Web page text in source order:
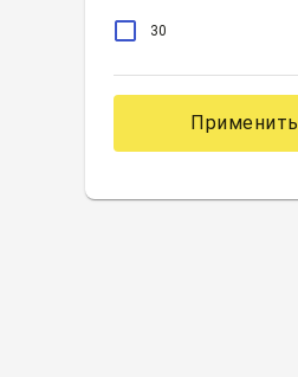
30
Применить